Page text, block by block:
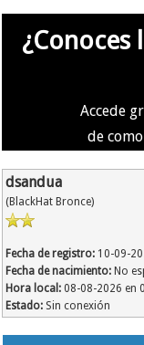
¿Conoces
Accede
de
dsandua
(BlackHat Bronce)
Fecha de registro: 10-09-
Fecha de nacimiento: No
Hora local: 08-08-2026 en
Estado: Sin conexión